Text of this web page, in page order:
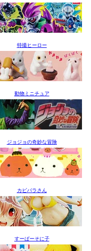
特撮ヒーロー
動物ミニチュア
ジョジョの奇妙な冒険
カピバラさん
すーぱーそに子